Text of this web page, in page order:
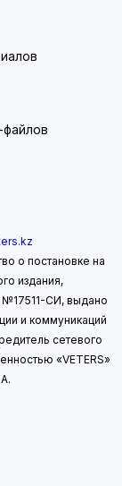
о постановке на
издания,
№17511-СИ, выдано
и коммуникаций
сетевого
«VETERS»